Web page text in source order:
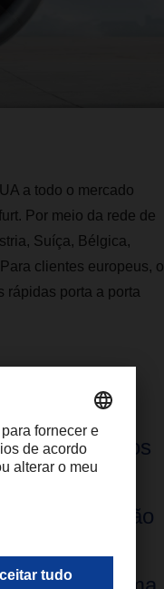
a todo o mercado
Por meio da rede de
Suíça, Bélgica,
clientes europeus, o
rápidas porta a porta
semanal
desafios
clientes
uma opção